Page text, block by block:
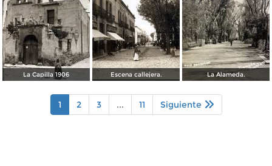
La Capilla 1906 Escena callejera. La Alameda.
1 2 3 ... 11 Siguiente